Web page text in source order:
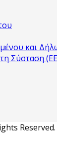
και
Σύσταση